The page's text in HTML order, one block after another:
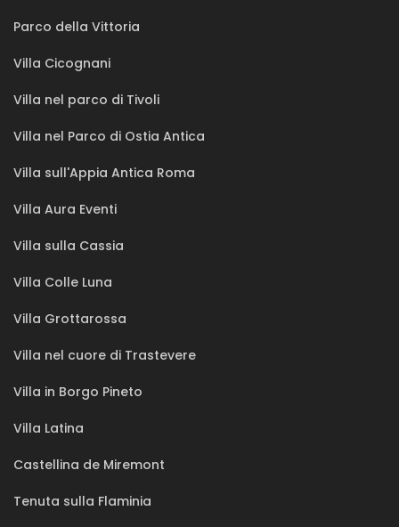
Parco della Vittoria
Villa Cicognani
Villa nel parco di Tivoli
Villa nel Parco di Ostia Antica
Villa sull'Appia Antica Roma
Villa Aura Eventi
Villa sulla Cassia
Villa Colle Luna
Villa Grottarossa
Villa nel cuore di Trastevere
Villa in Borgo Pineto
Villa Latina
Castellina de Miremont
Tenuta sulla Flaminia